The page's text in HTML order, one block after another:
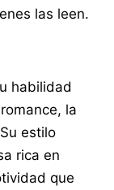
las leen.
habilidad
la
estilo
rica en
que